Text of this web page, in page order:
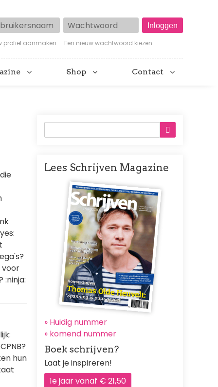
Wachtwoord
profiel aanmaken Een nieuw wachtwoord kiezen
Shop Contact
voor
:ninja:
hun
Lees Schrijven Magazine
Afbeelding
» Huidig nummer
» komend nummer
Boek schrijven?
Laat je inspireren!
1e jaar vanaf € 21,50